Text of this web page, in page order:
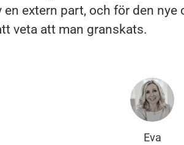
en extern part, och för den
veta att man granskats.
Eva